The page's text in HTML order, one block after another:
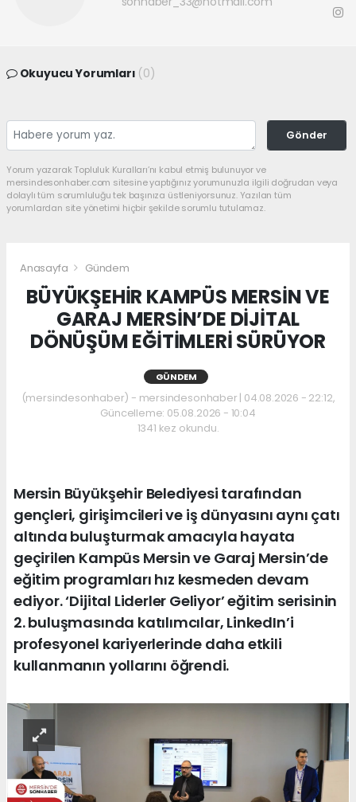
Okuyucu Yorumları (0)
Gönder
Yorum yazarak Topluluk Kuralları’nı kabul etmiş bulunuyor ve
mersindesonhaber.com sitesine yaptığınız yorumunuzla ilgili doğrudan veya
dolaylı tüm sorumluluğu tek başınıza üstleniyorsunuz. Yazılan tüm
yorumlardan site yönetimi hiçbir şekilde sorumlu tutulamaz.
Anasayfa Gündem
BÜYÜKŞEHİR KAMPÜS MERSİN VE
GARAJ MERSİN’DE DİJİTAL
DÖNÜŞÜM EĞİTİMLERİ SÜRÜYOR
GÜNDEM
(mersindesonhaber) - mersindesonhaber | 04.08.2026 - 22:12,
Güncelleme: 05.08.2026 - 10:04
1341 kez okundu.
Mersin Büyükşehir Belediyesi tarafından
gençleri, girişimcileri ve iş dünyasını aynı çatı
altında buluşturmak amacıyla hayata
geçirilen Kampüs Mersin ve Garaj Mersin’de
eğitim programları hız kesmeden devam
ediyor. ‘Dijital Liderler Geliyor’ eğitim serisinin
2. buluşmasında katılımcılar, LinkedIn’i
profesyonel kariyerlerinde daha etkili
kullanmanın yollarını öğrendi.